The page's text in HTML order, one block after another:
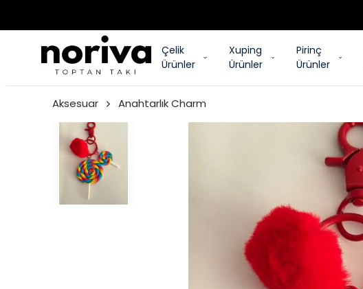
Çelik
Ürünler
Xuping
Ürünler
Pirinç
Ürünler
Aksesuar Anahtarlık Charm